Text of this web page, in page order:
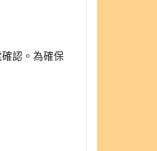
認。為確保